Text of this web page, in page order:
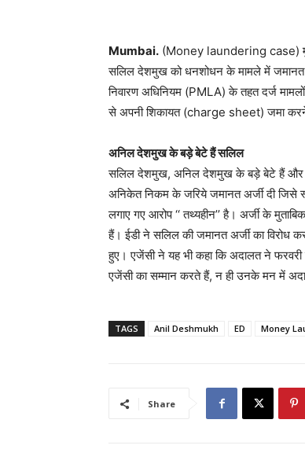
Mumbai. (Money laundering case)
सलिल देशमुख को धनशोधन के मामले में जमानत
निवारण अधिनियम (PMLA) के तहत दर्ज
से अपनी शिकायत (charge sheet) जमा
अनिल देशमुख के बड़े बेटे हैं सलिल
सलिल देशमुख, अनिल देशमुख के बड़े बेटे हैं और
अनिकेत निकम के जरिये जमानत अर्जी दी जिसे
लगाए गए आरोप ‘‘ तथ्यहीन’’ है। अर्जी के
हैं। ईडी ने सलिल की जमानत अर्जी का विरोध
हुए। एजेंसी ने यह भी कहा कि अदालत ने
एजेंसी का सम्मान करते हैं, न ही उनके मन में
TAGS Anil Deshmukh ED Money
Share